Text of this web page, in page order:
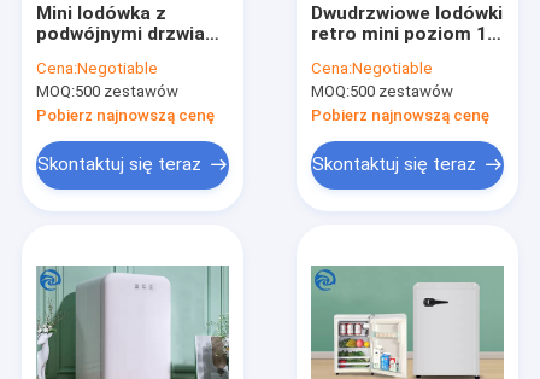
Mini lodówka z
podwójnymi drzwiami
stopy sześcienne
Cena:Negotiable
MOQ:500 zestawów
Pobierz najnowszą cenę
Skontaktuj się teraz
Dwudrzwiowe lodówki
retro mini poziom 1
bezpośrednim
chłodzeniem
Cena:Negotiable
MOQ:500 zestawów
Pobierz najnowszą cenę
Skontaktuj się teraz